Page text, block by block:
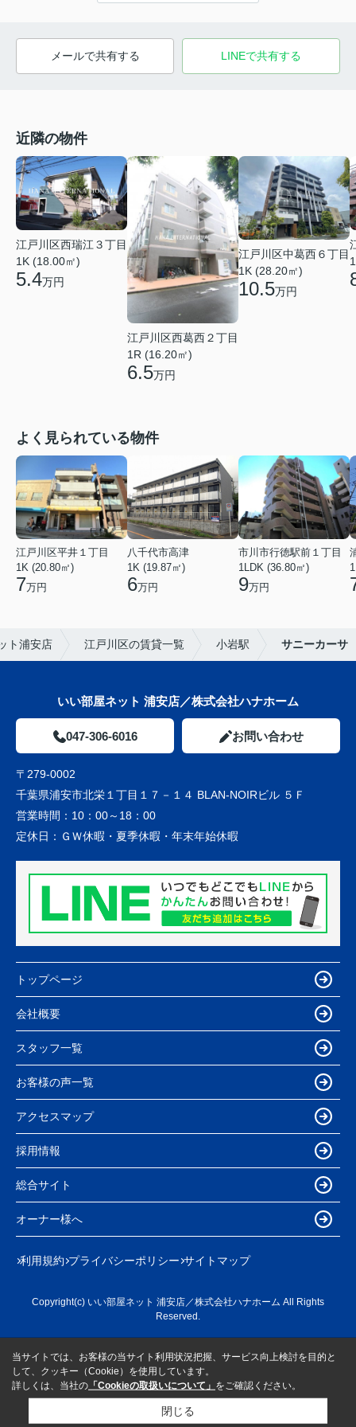
メールで共有する LINEで共有する
近隣の物件
江戸川区西瑞江３丁目
1K (18.00㎡)
5.4万円
江戸川区西葛西２丁目
1R (16.20㎡)
6.5万円
江戸川区中葛西６丁目
1K (28.20㎡)
10.5万円
よく見られている物件
江戸川区平井１丁目
1K (20.80㎡)
7万円
八千代市高津
1K (19.87㎡)
6万円
市川市行徳駅前１丁目
1LDK (36.80㎡)
9万円
ト浦安店 江戸川区の賃貸一覧 小岩駅 サニーカーサ
いい部屋ネット 浦安店／株式会社ハナホーム
047-306-6016 お問い合わせ
〒279-0002
千葉県浦安市北栄１丁目１７－１４ BLAN-NOIRビル ５Ｆ
営業時間： 10：00～18：00
定休日： ＧＷ休暇・夏季休暇・年末年始休暇
トップページ
会社概要
スタッフ一覧
お客様の声一覧
アクセスマップ
採用情報
総合サイト
オーナー様へ
利用規約 プライバシーポリシー サイトマップ
Copyright(c) いい部屋ネット 浦安店／株式会社ハナホーム All Rights
Reserved.
当サイトでは、お客様の当サイト利用状況把握、サービス向上検討を目的と
して、クッキー（Cookie）を使用しています。
詳しくは、当社の 「Cookieの取扱いについて」 をご確認ください。
閉じる